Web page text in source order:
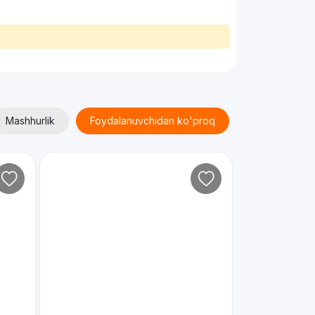
Mashhurlik Foydalanuvchidan ko'proq